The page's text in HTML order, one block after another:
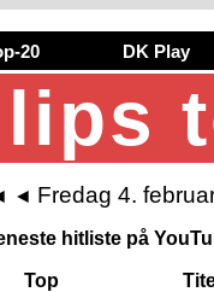
20 DK Play
◄ Fredag 4.
hitliste på
Top